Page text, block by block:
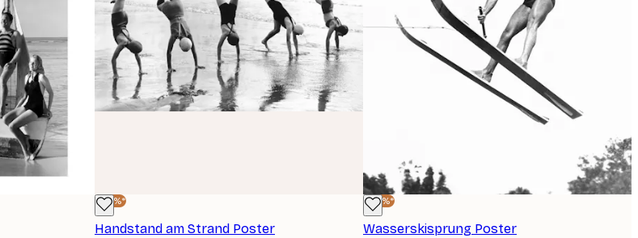
-40%*
Handstand am Strand Poster
-40%*
Wasserskisprung Poster